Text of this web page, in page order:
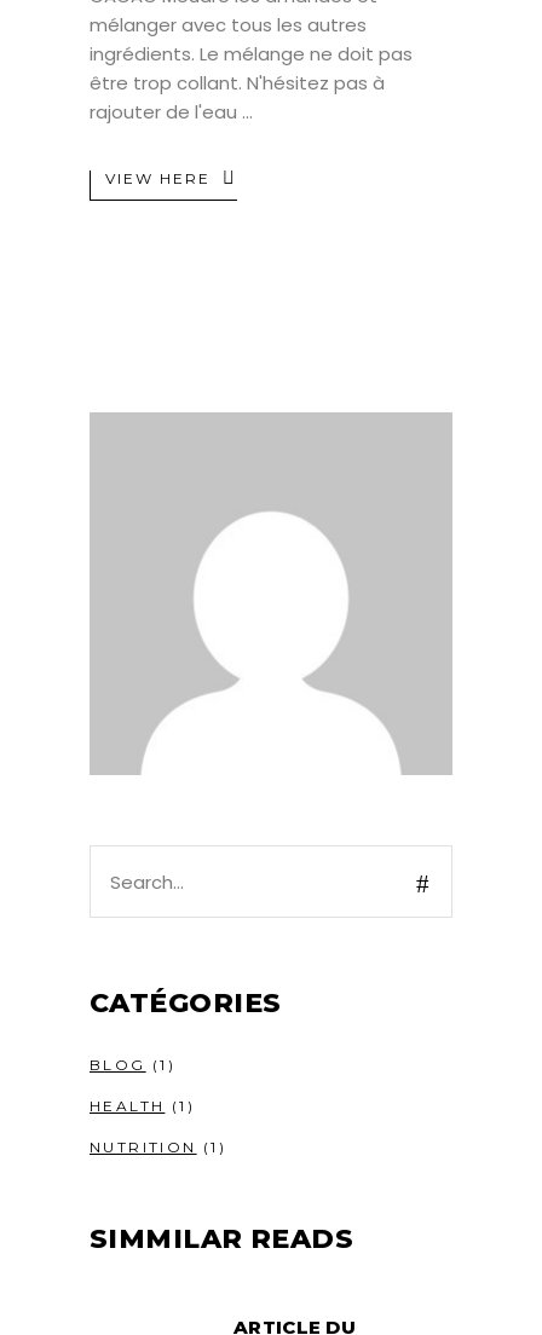
mélanger avec tous les autres
ingrédients. Le mélange ne doit pas
être trop collant. N'hésitez pas à
rajouter de l'eau
VIEW HERE
for:
CATÉGORIES
BLOG (1)
HEALTH (1)
NUTRITION (1)
SIMMILAR READS
ARTICLE DU